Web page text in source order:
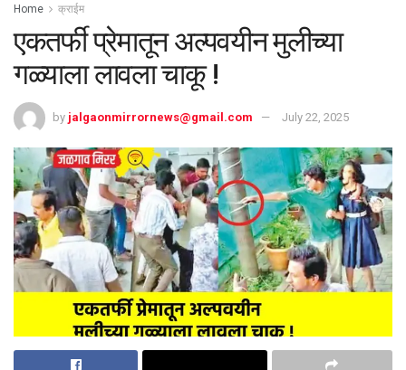
Home क्राईम
एकतर्फी प्रेमातून अल्पवयीन मुलीच्या
गळ्याला लावला चाकू !
by jalgaonmirrornews@gmail.com July 22, 2025